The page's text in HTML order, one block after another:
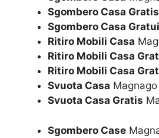
Sgombero Casa Gratis
Sgombero Casa
Ritiro Mobili Casa
Ritiro Mobili Casa
Ritiro Mobili Casa
Svuota Casa Magnago
Svuota Casa Gratis
Sgombero Case